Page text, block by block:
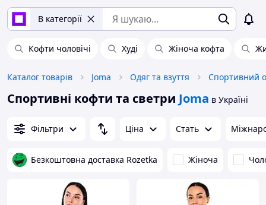
В категорії
Кофти чоловічі Худі Жіноча кофта
Каталог товарів Joma Одяг та взуття Спортивний
Спортивні кофти та светри Joma в Україні
Фільтри Ціна Стать
Безкоштовна доставка Rozetka Жіноча